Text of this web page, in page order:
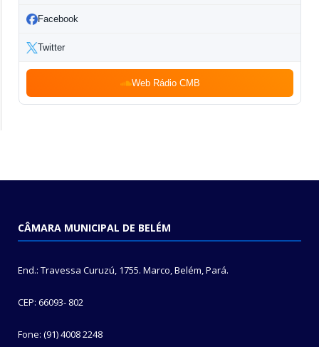
Facebook
Twitter
Web Rádio CMB
CÂMARA MUNICIPAL DE BELÉM
End.: Travessa Curuzú, 1755. Marco, Belém, Pará.
CEP: 66093- 802
Fone: (91) 4008 2248